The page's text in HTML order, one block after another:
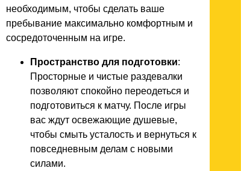
необходимым, чтобы сделать ваше
пребывание максимально комфортным и
сосредоточенным на игре.
Пространство для подготовки:
Просторные и чистые раздевалки
позволяют спокойно переодеться и
подготовиться к матчу. После игры
вас ждут освежающие душевые,
чтобы смыть усталость и вернуться к
повседневным делам с новыми
силами.